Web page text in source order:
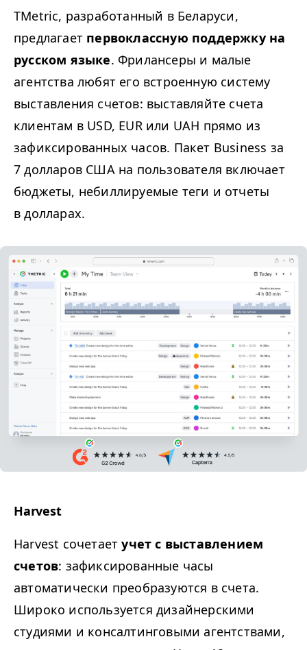
TMetric, разработанный в Беларуси,
предлагает первоклассную поддержку на
русском языке. Фрилансеры и малые
агентства любят его встроенную систему
выставления счетов: выставляйте счета
клиентам в USD, EURили UAH прямо из
зафиксированных часов. Пакет Business за
7 долларов США на пользователя включает
бюджеты, небиллируемые теги и отчеты
в долларах.
Harvest
Harvest сочетаетучет с выставлением
счетов: зафиксированные часы
автоматически преобразуются в счета.
Широко используется дизайнерскими
студиями и консалтинговыми агентствами,